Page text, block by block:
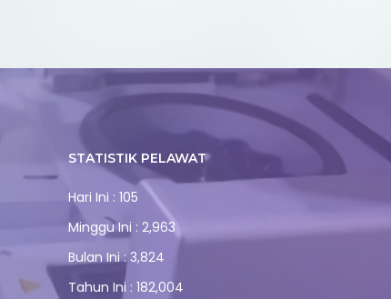
STATISTIK PELAWAT
Hari Ini : 105
Minggu Ini : 2,963
Bulan Ini : 3,824
Tahun Ini : 182,004